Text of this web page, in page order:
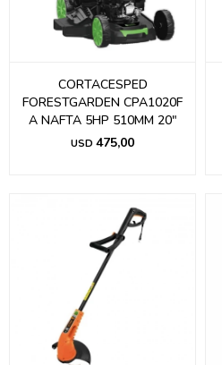
CORTACESPED
FORESTGARDEN CPA1020F
A NAFTA 5HP 510MM 20"
USD 475,00